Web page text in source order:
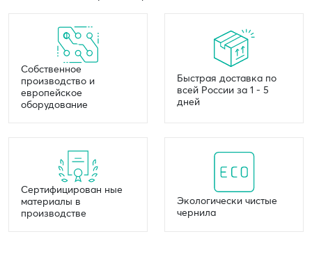
Собственное
производство и
европейское
оборудование
Быстрая доставка по
всей России за 1 - 5
дней
Сертифицирован ные
материалы в
производстве
Экологически чистые
чернила